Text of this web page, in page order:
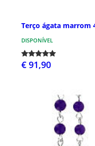
Terço ágata marrom
DISPONÍVEL
€ 91,90